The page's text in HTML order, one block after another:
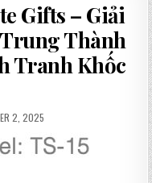
Gifts – Giải
Thành
Tranh Khốc
2, 2025